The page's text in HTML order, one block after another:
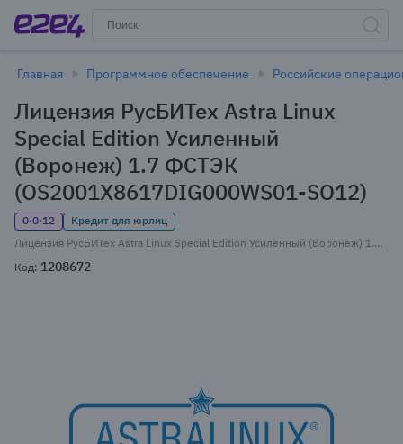
Главная Программное обеспечение Российские
Лицензия РусБИТех Astra Linux
Special Edition Усиленный
(Воронеж) 1.7 ФСТЭК
(OS2001X8617DIG000WS01-SO12)
0·0·12
Кредит для юрлиц
Лицензия РусБИТех Astra Linux Special Edition Усиленный (Воронеж) 1.7 ФСТЭК, Russian, бессрочная базовая лицензия для ПК, электронный ключ (OS2001X8617DIG000WS01-SO12)
Код: 1208672